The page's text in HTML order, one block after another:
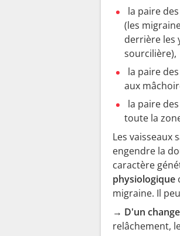
la paire
(les
derrière les
sourcilière),
la paire
aux
la paire
toute la
Les vaisseaux
engendre la
caractère
physiologique
migraine. Il
→ D'un
relâchement,